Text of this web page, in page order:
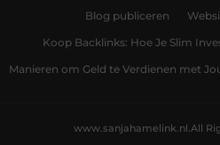
Blog publiceren
Koop Backlinks: Hoe Je Slim
Manieren om Geld te Verdienen met
All
www.sanjahamelink.nl.